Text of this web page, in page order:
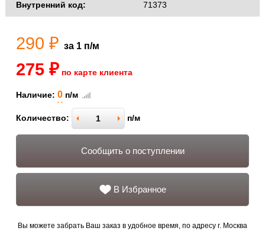
Внутренний код: 71373
290 ₽ за 1 п/м
275 ₽ по карте клиента
Наличие: 0 п/м
Количество: п/м
Сообщить о поступлении
В Избранное
Вы можете забрать Ваш заказ в удобное время, по адресу г. Москва